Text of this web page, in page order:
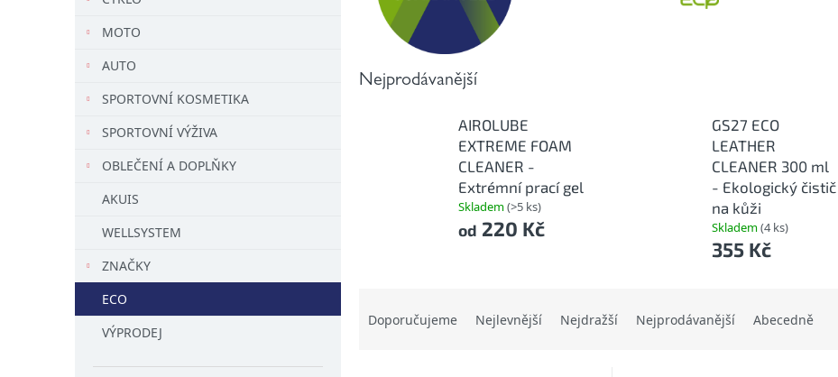
MOTO
AUTO
SPORTOVNÍ KOSMETIKA
SPORTOVNÍ VÝŽIVA
OBLEČENÍ A DOPLŇKY
AKUIS
WELLSYSTEM
ZNAČKY
ECO
VÝPRODEJ
Nejprodávanější
AIROLUBE
EXTREME FOAM
CLEANER -
Extrémní prací gel
Skladem(>5 ks)
od 220 Kč
GS27 ECO
LEATHER
CLEANER 300 ml
- Ekologický čistič
na kůži
Skladem(4 ks)
355 Kč
Doporučujeme Nejlevnější Nejdražší Nejprodávanější Abecedně